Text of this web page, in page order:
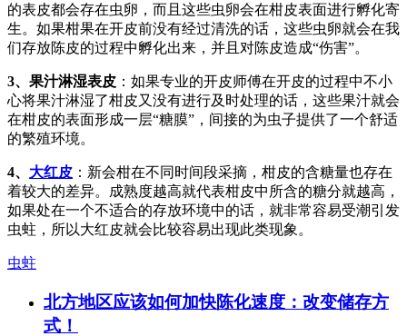
的表皮都会存在虫卵，而且这些虫卵会在柑皮表面进行孵化寄
生。如果柑果在开皮前没有经过清洗的话，这些虫卵就会在我
们存放陈皮的过程中孵化出来，并且对陈皮造成“伤害”。
3、果汁淋湿表皮 ：如果专业的开皮师傅在开皮的过程中不小
心将果汁淋湿了柑皮又没有进行及时处理的话，这些果汁就会
在柑皮的表面形成一层“糖膜”，间接的为虫子提供了一个舒适
的繁殖环境。
4、 大红皮 ：新会柑在不同时间段采摘，柑皮的含糖量也存在
着较大的差异。成熟度越高就代表柑皮中所含的糖分就越高，
如果处在一个不适合的存放环境中的话，就非常容易受潮引发
虫蛀，所以大红皮就会比较容易出现此类现象。
虫蛀
北方地区应该如何加快陈化速度：改变储存方
式！